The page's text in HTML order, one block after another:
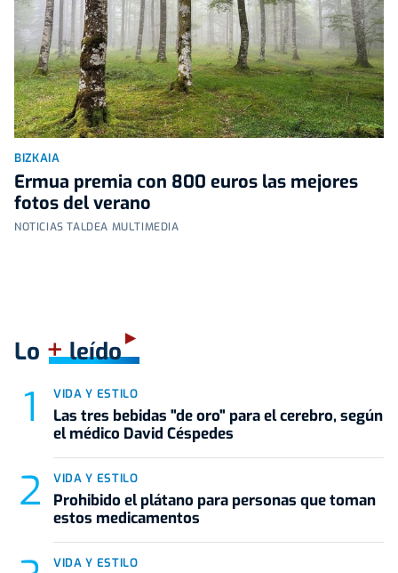
BIZKAIA
Ermua premia con 800 euros las mejores
fotos del verano
NOTICIAS TALDEA MULTIMEDIA
Lo +leído
VIDA Y ESTILO
Las tres bebidas "de oro" para el cerebro, según
el médico David Céspedes
VIDA Y ESTILO
Prohibido el plátano para personas que toman
estos medicamentos
VIDA Y ESTILO